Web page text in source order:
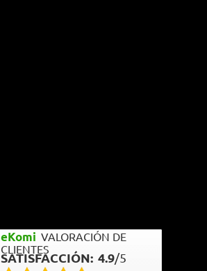
eKomi VALORACIÓN DE
CLIENTES
SATISFACCIÓN: 4.9/5